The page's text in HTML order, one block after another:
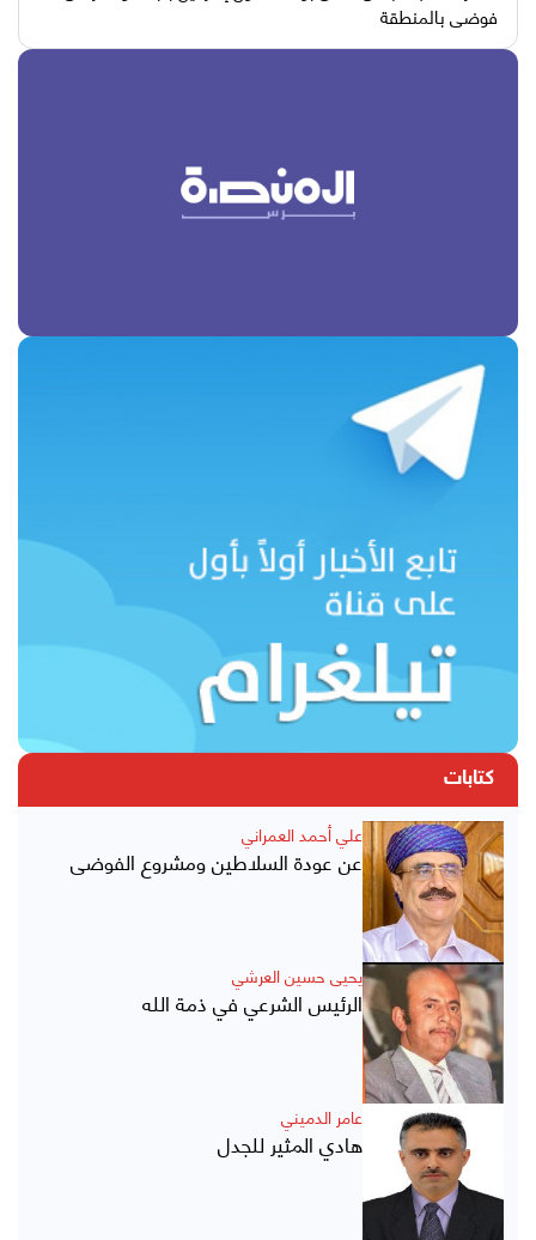
فوضى بالمنطقة
كتابات
علي أحمد العمراني
عن عودة السلاطين ومشروع الفوضى
يحيى حسين العرشي
الرئيس الشرعي في ذمة الله
عامر الدميني
هادي المثير للجدل